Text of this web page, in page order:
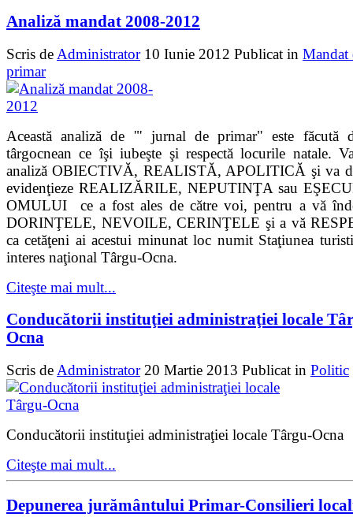
Analiză mandat 2008-2012
Scris de Administrator 10 Iunie 2012 Publicat in Mandat
primar
Această analiză de '" jurnal de primar" este făcută
târgocnean ce îşi iubeşte şi respectă locurile natale.
analiză OBIECTIVĂ, REALISTĂ, APOLITICĂ şi va
evidenţieze REALIZĂRILE, NEPUTINŢA sau
OMULUI ce a fost ales de către voi, pentru a vă
DORINŢELE, NEVOILE, CERINŢELE şi a vă
ca cetăţeni ai acestui minunat loc numit Staţiunea
interes naţional Târgu-Ocna.
Citeşte mai mult...
Conducătorii instituţiei administraţiei locale
Ocna
Scris de Administrator 20 Martie 2013 Publicat in Politic
Conducătorii instituţiei administraţiei locale Târgu-Ocna
Citeşte mai mult...
Depunerea jurământului Primar-Consilieri